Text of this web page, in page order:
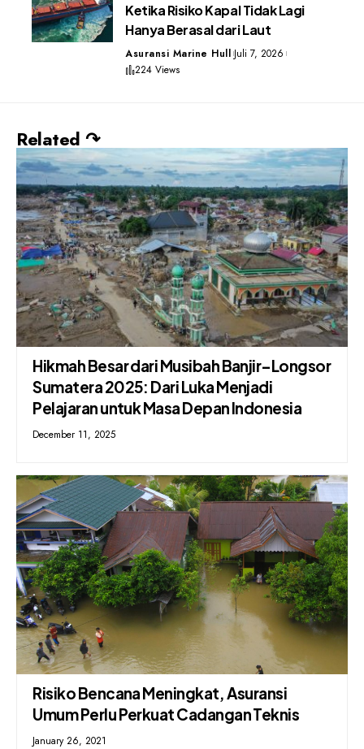
Ketika Risiko Kapal Tidak Lagi
Hanya Berasal dari Laut
Asuransi Marine Hull Juli 7, 2026
224 Views
Related ↷
Hikmah Besar dari Musibah Banjir–Longsor
Sumatera 2025: Dari Luka Menjadi
Pelajaran untuk Masa Depan Indonesia
December 11, 2025
Risiko Bencana Meningkat, Asuransi
Umum Perlu Perkuat Cadangan Teknis
January 26, 2021